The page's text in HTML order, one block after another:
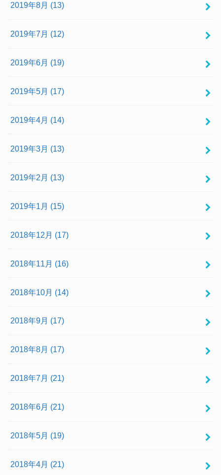
2019年8月 (13)
2019年7月 (12)
2019年6月 (19)
2019年5月 (17)
2019年4月 (14)
2019年3月 (13)
2019年2月 (13)
2019年1月 (15)
2018年12月 (17)
2018年11月 (16)
2018年10月 (14)
2018年9月 (17)
2018年8月 (17)
2018年7月 (21)
2018年6月 (21)
2018年5月 (19)
2018年4月 (21)